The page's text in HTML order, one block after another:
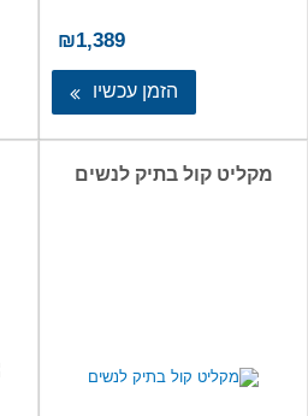
₪1,389
הזמן עכשיו
מקליט קול בתיק לנשים